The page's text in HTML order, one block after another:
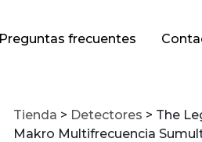
Preguntas frecuentes
Tienda > Detectores > The
Makro Multifrecuencia